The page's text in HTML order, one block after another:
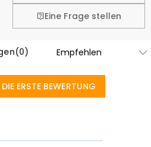
Eine Frage stellen
(0)
ERSTE BEWERTUNG